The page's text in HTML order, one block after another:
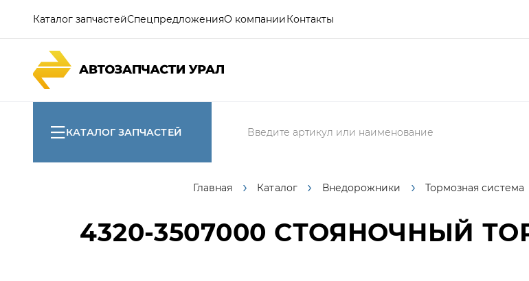
Каталог запчастейСпецпредложенияО компанииКонтакты
КАТАЛОГ ЗАПЧАСТЕЙ
Главная Каталог Внедорожники Тормозная система
4320-3507000 СТОЯНОЧНЫЙ